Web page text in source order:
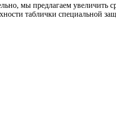
мы предлагаем
таблички специальной